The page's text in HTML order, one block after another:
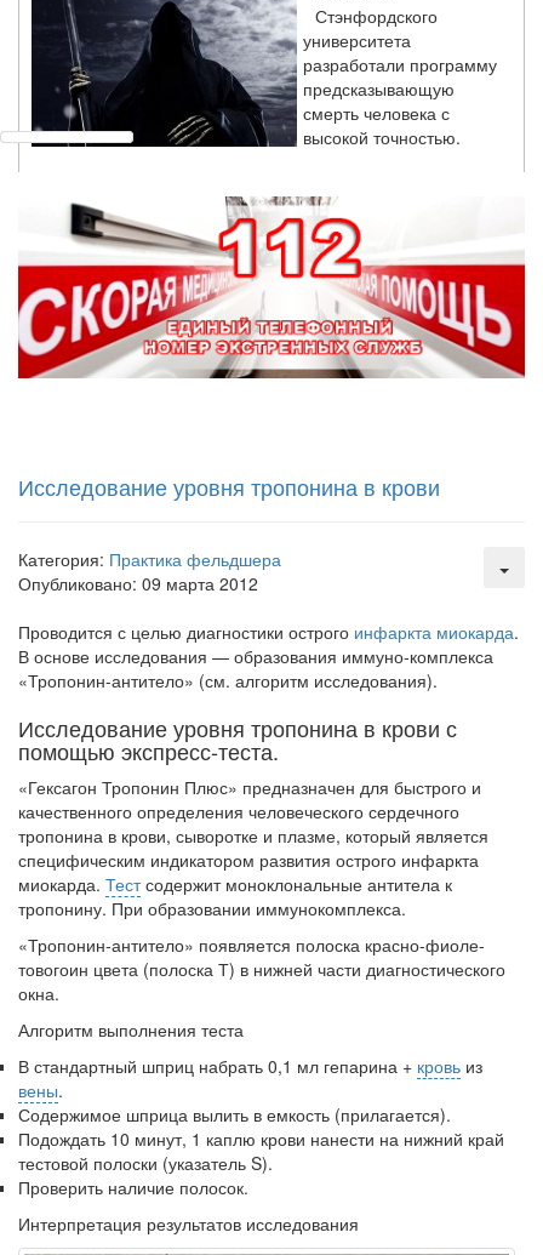
предсказывающую
смерть человека с
высокой точностью.
Глава Минздрава РФ
Вероника Скворцова
опровергла
сообщение о падении
доходов медицинских
работников в
ближайшие годы. Она
заявила об этом на
Федеральная служба по
тревожную статистику. Она
роста сопутствующих
осложнений от...
Закон о праве родителей находиться с детьми в
реанимации внесен в Госдуму
Соответствующий
законопроект внесен в
палату на
рассмотрение. Суть его
заключается в
нахождении одного из
родителей в
больничной палате
Исследование уровня тропонина в крови
Категория: Практика фельдшера
Опубликовано: 09 марта 2012
Проводится с целью диагностики острого инфаркта миокарда.
В основе исследования — образования иммуно-комплекса
«Тропонин-антитело» (см. алгоритм исследо­вания).
Исследование уровня тропонина в крови с
помощью экспресс-теста.
«Гексагон Тропонин Плюс» предназначен для быстрого и
качественного определения человеческого сердечного
тропонина в крови, сыворотке и плазме, который явля­ется
специфическим индикатором развития острого ин­фаркта
миокарда. Тестсодержит моноклональные анти­тела к
тропонину. При образовании иммунокомплекса.
«Тропонин-антитело» появляется полоска красно-фиоле­
товогоин цвета (полоска Т) в нижней части диагностического
окна.
Алгоритм выполнения теста
В стандартный шприц набрать 0,1 мл гепарина + кровь из
вены.
Содержимое шприца вылить в емкость (прилагается).
Подождать 10 минут, 1 каплю крови нанести на нижний край
тестовой полоски (указатель S).
Проверить наличие полосок.
Интерпретация результатов исследования